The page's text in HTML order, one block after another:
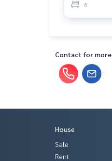
4
Contact for more
House
Sale
Rent